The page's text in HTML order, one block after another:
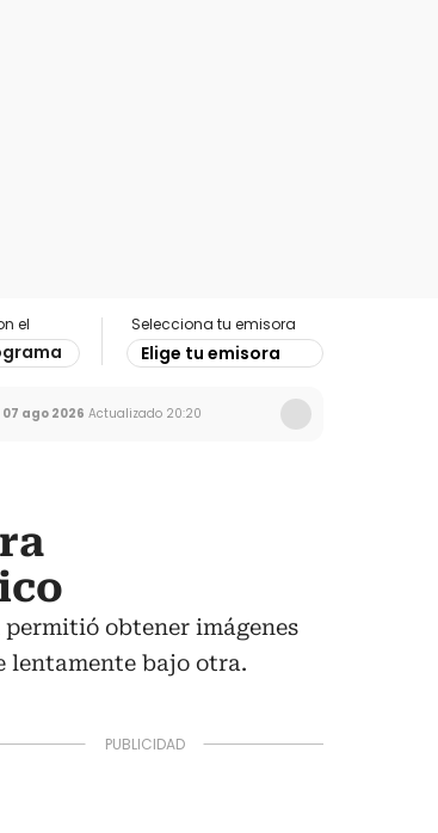
el Selecciona tu emisora
Elige tu emisora
07 ago 2026 Actualizado 20:20
obtener imágenes
lentamente bajo otra.